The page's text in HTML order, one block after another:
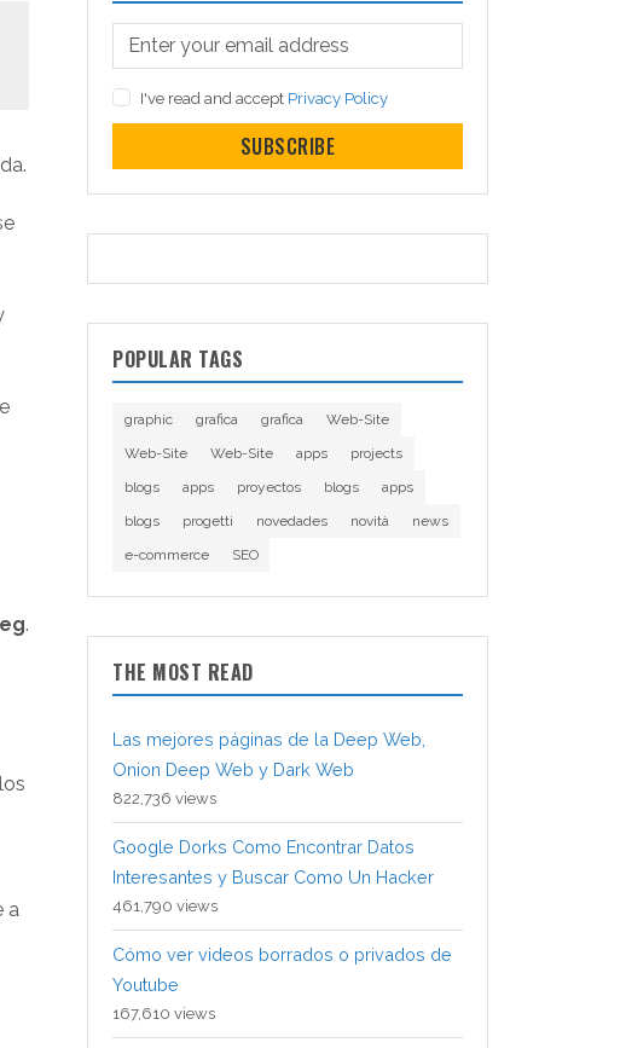
.
a
I've read and accept Privacy Policy
SUBSCRIBE
POPULAR TAGS
graphic grafica grafica
Web-Site
Web-Site
Web-Site apps
projects
blogs
apps proyectos blogs
apps
blogs
progetti novedades novità
news
e-commerce
SEO
THE MOST READ
Las mejores páginas de la Deep Web,
Onion Deep Web y Dark Web
822,736 views
Google Dorks Como Encontrar Datos
Interesantes y Buscar Como Un Hacker
461,790 views
Cómo ver videos borrados o privados de
Youtube
167,610 views